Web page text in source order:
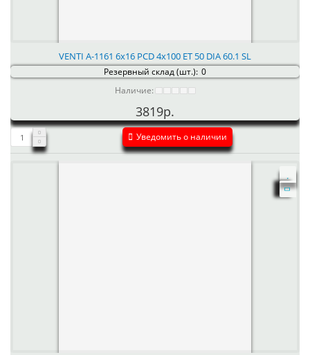
VENTI А-1161 6x16 PCD 4x100 ET 50 DIA 60.1 SL
Резервный склад (шт.): 0
Наличие:
3819р.
Уведомить о наличии